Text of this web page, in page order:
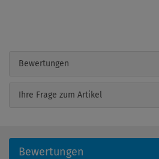
Bewertungen
Ihre Frage zum Artikel
Bewertungen